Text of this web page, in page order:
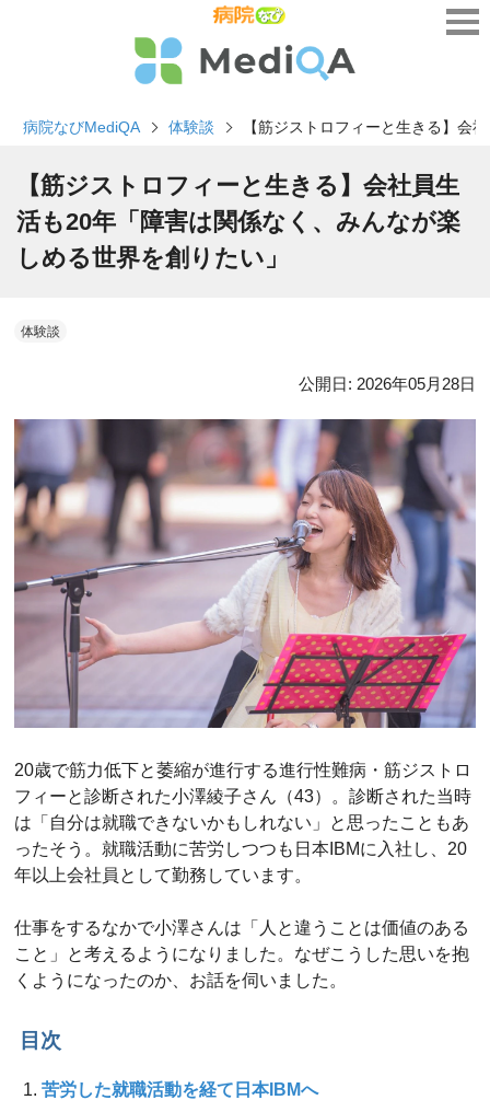
病院なびMediQA 体験談 【筋ジストロフィーと生きる】会
【筋ジストロフィーと生きる】会社員生
活も20年「障害は関係なく、みんなが楽
しめる世界を創りたい」
体験談
公開日: 2026年05月28日
20歳で筋力低下と萎縮が進行する進行性難病・筋ジストロ
フィーと診断された小澤綾子さん（43）。診断された当時
は「自分は就職できないかもしれない」と思ったこともあ
ったそう。就職活動に苦労しつつも日本IBMに入社し、20
年以上会社員として勤務しています。
仕事をするなかで小澤さんは「人と違うことは価値のある
こと」と考えるようになりました。なぜこうした思いを抱
くようになったのか、お話を伺いました。
目次
苦労した就職活動を経て日本IBMへ